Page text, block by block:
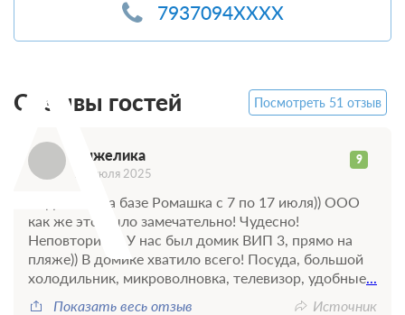
7937094XXXX
Отзывы гостей Посмотреть 51 отзыв
Анжелика 9
21 июля 2025
Отдыхали на базе Ромашка с 7 по 17 июля)) ООО
как же это было замечательно! Чудесно!
Неповторимо! У нас был домик ВИП 3, прямо на
пляже)) В домике хватило всего! Посуда, большой
холодильник, микроволновка, телевизор, удобные...
Показать весь отзыв
Источник